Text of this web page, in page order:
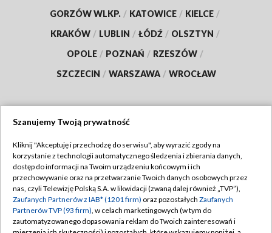
GORZÓW WLKP. / KATOWICE / KIELCE /
KRAKÓW / LUBLIN / ŁÓDŹ / OLSZTYN /
OPOLE / POZNAŃ / RZESZÓW /
SZCZECIN / WARSZAWA / WROCŁAW
TVP
Abonament TVP
Emisja w TVP
Centrum informacji TVP
Regulamin TVP
Polityka prywatności
Moje zgody
Szanujemy Twoją prywatność
Kliknij "Akceptuję i przechodzę do serwisu", aby wyrazić zgody na
korzystanie z technologii automatycznego śledzenia i zbierania danych,
dostęp do informacji na Twoim urządzeniu końcowym i ich
przechowywanie oraz na przetwarzanie Twoich danych osobowych przez
nas, czyli Telewizję Polską S.A. w likwidacji (zwaną dalej również „TVP”),
Zaufanych Partnerów z IAB* (1201 firm) oraz pozostałych Zaufanych
Partnerów TVP (93 firm), w celach marketingowych (w tym do
zautomatyzowanego dopasowania reklam do Twoich zainteresowań i